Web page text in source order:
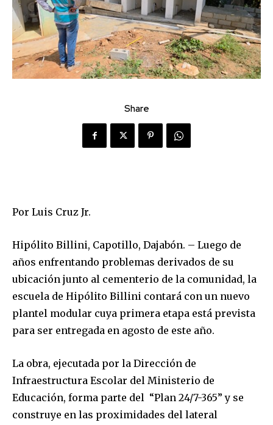
Share
Por Luis Cruz Jr.
Hipólito Billini, Capotillo, Dajabón. – Luego de
años enfrentando problemas derivados de su
ubicación junto al cementerio de la comunidad, la
escuela de Hipólito Billini contará con un nuevo
plantel modular cuya primera etapa está prevista
para ser entregada en agosto de este año.
La obra, ejecutada por la Dirección de
Infraestructura Escolar del Ministerio de
Educación, forma parte del “Plan 24/7-365” y se
construye en las proximidades del lateral